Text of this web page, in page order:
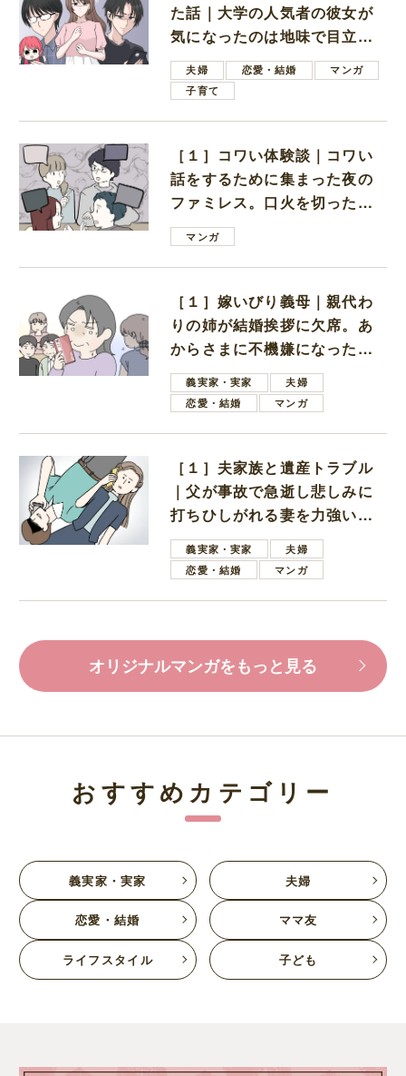
た話｜大学の人気者の彼女が
気になったのは地味で目立た
ない男子学生
夫婦 恋愛・結婚
マンガ
子育て
［１］コワい体験談｜コワい
話をするために集まった夜の
ファミレス。口火を切ったの
は電車好きの男の子ママ
マンガ
［１］嫁いびり義母｜親代わ
りの姉が結婚挨拶に欠席。あ
からさまに不機嫌になった義
母義実家・実家
夫婦
恋愛・結婚
マンガ
［１］夫家族と遺産トラブル
｜父が事故で急逝し悲しみに
打ちひしがれる妻を力強い言
葉で励ます夫
義実家・実家
夫婦
恋愛・結婚
マンガ
オリジナルマンガをもっと見る
おすすめカテゴリー
義実家・実家 夫婦
恋愛・結婚 ママ友
ライフスタイル 子ども